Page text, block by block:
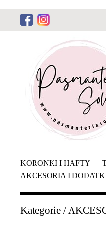
KORONKI I HAFTY
AKCESORIA I
Kategorie /